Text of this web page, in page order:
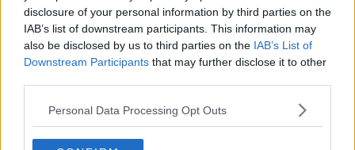
disclosure of your personal information by third parties on the
IAB’s list of downstream participants. This information may
also be disclosed by us to third parties on the IAB’s List of
Downstream Participants that may further disclose it to other
Personal Data Processing Opt Outs